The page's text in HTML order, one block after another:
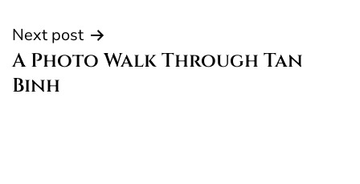
Next post
A Photo Walk Through Tan
Binh